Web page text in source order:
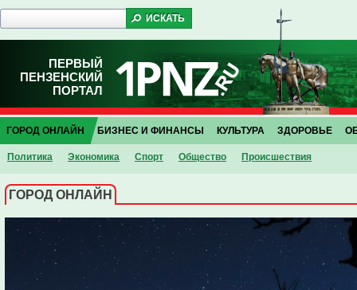
ПЕРВЫЙ
ПЕНЗЕНСКИЙ
ПОРТАЛ
ГОРОД ОНЛАЙН
Политика Экономика Спорт Общество Проиcшествия
БИЗНЕС И ФИНАНСЫ КУЛЬТУРА ЗДОРОВЬЕ
ГОРОД ОНЛАЙН